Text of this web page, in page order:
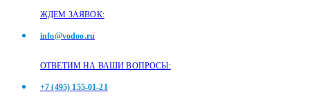
ЖДЕМ ЗАЯВОК:
info@vodoo.ru
ОТВЕТИМ НА ВАШИ ВОПРОСЫ:
+7 (495) 155-01-21